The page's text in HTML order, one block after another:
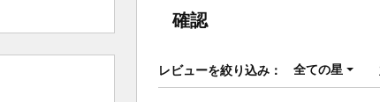
確認
レビューを絞り込み： 全ての星